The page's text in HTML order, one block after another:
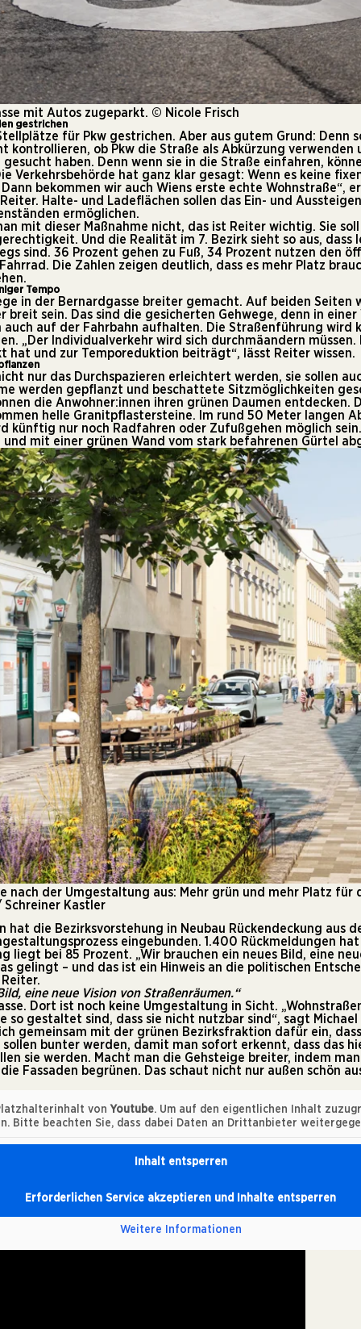
mit Autos zugeparkt. © Nicole Frisch
gestrichen
für Pkw gestrichen. Aber aus gutem Grund: Denn
kontrollieren, ob Pkw die Straße als Abkürzung verwenden
haben. Denn wenn sie in die Straße einfahren,
Verkehrsbehörde hat ganz klar gesagt: Wenn es keine
bekommen wir auch Wiens erste echte Wohnstraße“,
Halte- und Ladeflächen sollen das Ein- und
ermöglichen.
mit dieser Maßnahme nicht, das ist Reiter wichtig. Sie
Und die Realität im 7. Bezirk sieht so aus, dass
sind. 36 Prozent gehen zu Fuß, 34 Prozent nutzen den
Die Zahlen zeigen deutlich, dass es mehr Platz
Tempo
in der Bernardgasse breiter gemacht. Auf beiden Seiten
breit sein. Das sind die gesicherten Gehwege, denn in
auch auf der Fahrbahn aufhalten. Die Straßenführung wird
„Der Individualverkehr wird sich durchmäandern müssen.
hat und zur Temporeduktion beiträgt“, lässt Reiter wissen.
nur das Durchspazieren erleichtert werden, sie sollen
werden gepflanzt und beschattete Sitzmöglichkeiten
die Anwohner:innen ihren grünen Daumen entdecken.
helle Granitpflastersteine. Im rund 50 Meter langen
künftig nur noch Radfahren oder Zufußgehen möglich
mit einer grünen Wand vom stark befahrenen Gürtel
nach der Umgestaltung aus: Mehr grün und mehr Platz für
Kastler
hat die Bezirksvorstehung in Neubau Rückendeckung aus
eingebunden. 1.400 Rückmeldungen
liegt bei 85 Prozent. „Wir brauchen ein neues Bild, eine
gelingt – und das ist ein Hinweis an die politischen
eine neue Vision von Straßenräumen.“
Dort ist noch keine Umgestaltung in Sicht.
so gestaltet sind, dass sie nicht nutzbar sind“, sagt
gemeinsam mit der grünen Bezirksfraktion dafür ein,
bunter werden, damit man sofort erkennt, dass das
sie werden. Macht man die Gehsteige breiter, indem
Fassaden begrünen. Das schaut nicht nur außen schön
von Youtube. Um auf den eigentlichen Inhalt
Bitte beachten Sie, dass dabei Daten an Drittanbieter
Inhalt entsperren
Erforderlichen Service akzeptieren und Inhalte entsperren
Weitere Informationen